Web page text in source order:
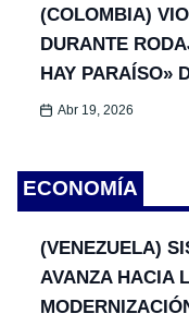
(COLOMBIA)
DURANTE
HAY PARAÍSO»
Abr 19, 2026
ECONOMÍA
(VENEZUELA)
AVANZA HACIA